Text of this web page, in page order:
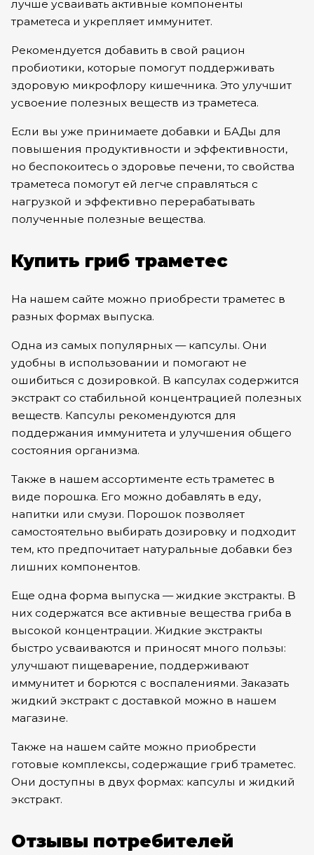
лучше усваивать активные компоненты
траметеса и укрепляет иммунитет.
Рекомендуется добавить в свой рацион
пробиотики, которые помогут поддерживать
здоровую микрофлору кишечника. Это улучшит
усвоение полезных веществ из траметеса.
Если вы уже принимаете добавки и БАДы для
повышения продуктивности и эффективности,
но беспокоитесь о здоровье печени, то свойства
траметеса помогут ей легче справляться с
нагрузкой и эффективно перерабатывать
полученные полезные вещества.
Купить гриб траметес
На нашем сайте можно приобрести траметес в
разных формах выпуска.
Одна из самых популярных — капсулы. Они
удобны в использовании и помогают не
ошибиться с дозировкой. В капсулах содержится
экстракт со стабильной концентрацией полезных
веществ. Капсулы рекомендуются для
поддержания иммунитета и улучшения общего
состояния организма.
Также в нашем ассортименте есть траметес в
виде порошка. Его можно добавлять в еду,
напитки или смузи. Порошок позволяет
самостоятельно выбирать дозировку и подходит
тем, кто предпочитает натуральные добавки без
лишних компонентов.
Еще одна форма выпуска —жидкие экстракты. В
них содержатся все активные вещества гриба в
высокой концентрации. Жидкие экстракты
быстро усваиваются и приносят много пользы:
улучшают пищеварение, поддерживают
иммунитет и борются с воспалениями. Заказать
жидкий экстракт с доставкой можно в нашем
магазине.
Также на нашем сайте можно приобрести
готовые комплексы, содержащие гриб траметес.
Они доступны в двух формах: капсулы и жидкий
экстракт.
Отзывы потребителей